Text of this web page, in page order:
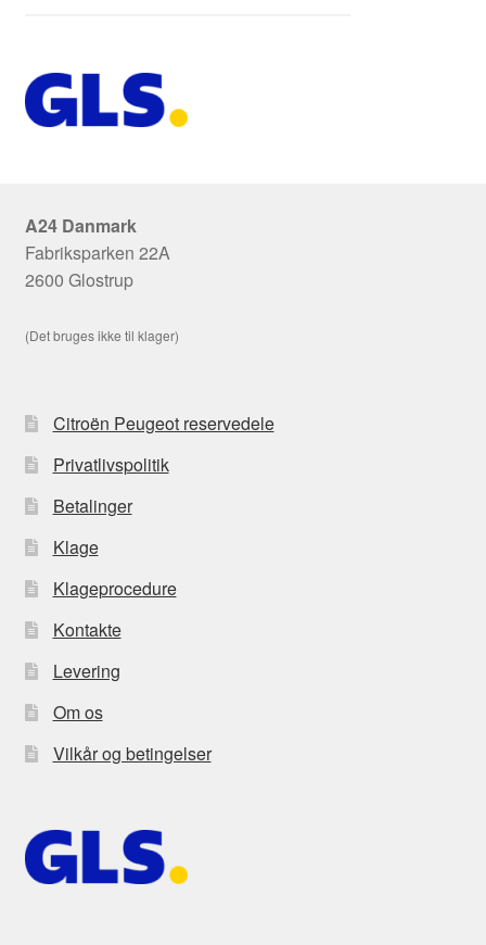
A24 Danmark
Fabriksparken 22A
2600 Glostrup
(Det bruges ikke til klager)
Citroën Peugeot reservedele
Privatlivspolitik
Betalinger
Klage
Klageprocedure
Kontakte
Levering
Om os
Vilkår og betingelser